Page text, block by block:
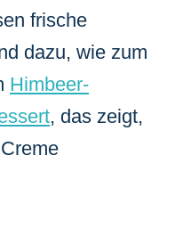
frische
dazu, wie zum
Himbeer-
, das zeigt,